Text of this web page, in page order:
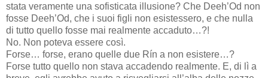
stata veramente una sofisticata illusione? Che Deeh’Od non
fosse Deeh’Od, che i suoi figli non esistessero, e che nulla
di tutto quello fosse mai realmente accaduto…?!
No. Non poteva essere così.
Forse… forse, erano quelle due Rín a non esistere…?
Forse tutto quello non stava accadendo realmente. E, di lì a